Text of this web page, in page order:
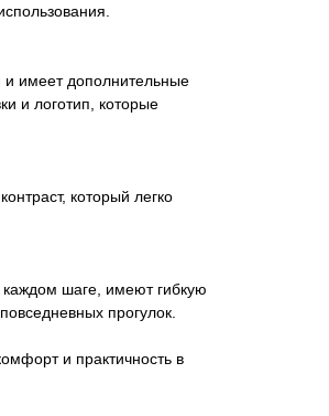
имеет дополнительные
и логотип, которые
который легко
каждом шаге, имеют гибкую
прогулок.
и практичность в